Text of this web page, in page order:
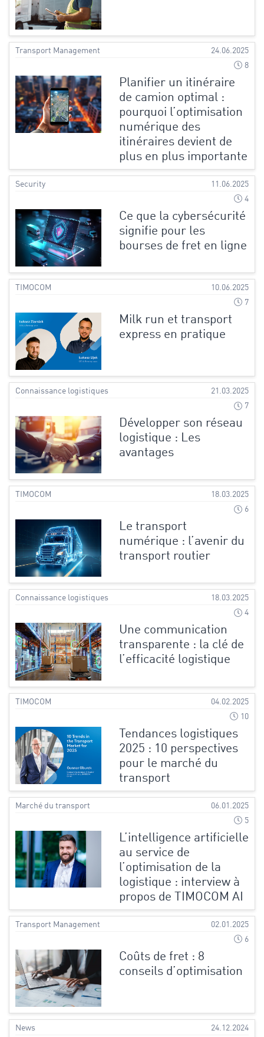
Transport Management
24.06.2025
8
Planifier un itinéraire
de camion optimal :
pourquoi l’optimisation
numérique des
itinéraires devient de
plus en plus importante
Security
11.06.2025
4
Ce que la cybersécurité
signifie pour les
bourses de fret en ligne
TIMOCOM
10.06.2025
7
Milk run et transport
express en pratique
Connaissance logistiques
21.03.2025
7
Développer son réseau
logistique : Les
avantages
TIMOCOM
18.03.2025
6
Le transport
numérique : l’avenir du
transport routier
Connaissance logistiques
18.03.2025
4
Une communication
transparente : la clé de
l’efficacité logistique
TIMOCOM
04.02.2025
10
Tendances logistiques
2025 : 10 perspectives
pour le marché du
transport
Marché du transport
06.01.2025
5
L’intelligence artificielle
au service de
l’optimisation de la
logistique : interview à
propos de TIMOCOM AI
Transport Management
02.01.2025
6
Coûts de fret : 8
conseils d’optimisation
News 24.12.2024